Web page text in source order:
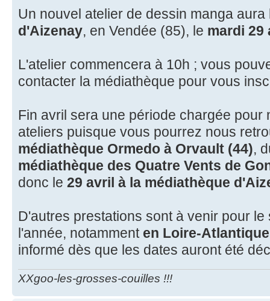
Un nouvel atelier de dessin manga
d'Aizenay, en Vendée (85), le mardi 29
L'atelier commencera à 10h ; vous
contacter la médiathèque pour vous
Fin avril sera une période chargée pour
ateliers puisque vous pourrez nous
médiathèque Ormedo à Orvault (44),
médiathèque des Quatre Vents de
donc le 29 avril à la médiathèque
D'autres prestations sont à venir pour
l'année, notamment en Loire-Atlantique
informé dès que les dates auront été
XXgoo-les-grosses-couilles !!!